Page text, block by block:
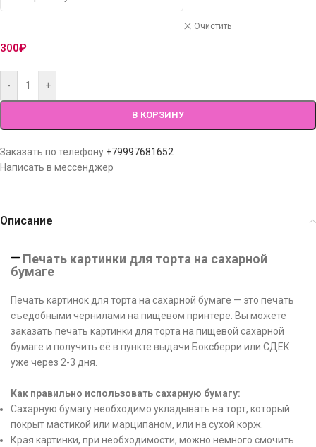
Очистить
300₽
- +
В КОРЗИНУ
Заказать по телефону +79997681652
Написать в мессенджер
Описание
Печать картинки для торта на сахарной
бумаге
Печать картинок для торта на сахарной бумаге — это печать
съедобными чернилами на пищевом принтере. Вы можете
заказать печать картинки для торта на пищевой сахарной
бумаге и получить её в пункте выдачи Боксберри или СДЕК
уже через 2-3 дня.
Как правильно использовать сахарную бумагу:
Сахарную бумагу необходимо укладывать на торт, который
покрыт мастикой или марципаном, или на сухой корж.
Края картинки, при необходимости, можно немного смочить